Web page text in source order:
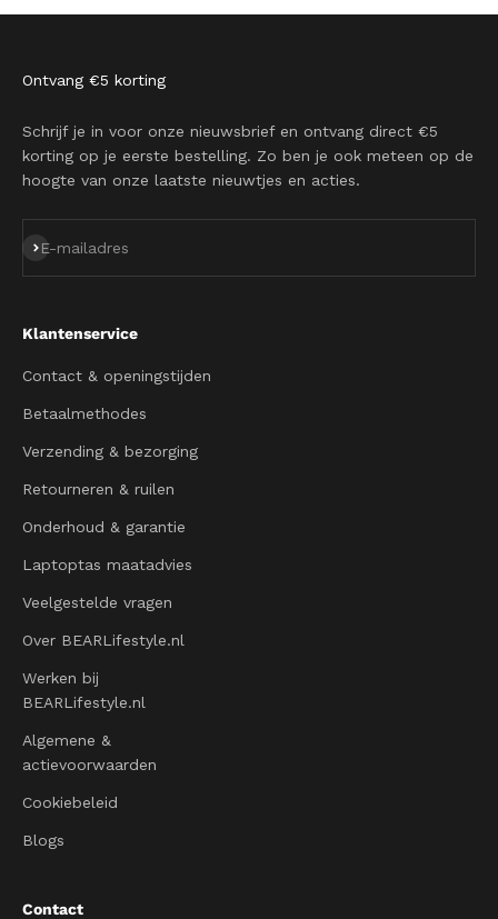
Ontvang €5 korting
Schrijf je in voor onze nieuwsbrief en ontvang direct €5
korting op je eerste bestelling. Zo ben je ook meteen op de
hoogte van onze laatste nieuwtjes en acties.
E-mailadres
Abonneren
Klantenservice
Contact & openingstijden
Betaalmethodes
Verzending & bezorging
Retourneren & ruilen
Onderhoud & garantie
Laptoptas maatadvies
Veelgestelde vragen
Over BEARLifestyle.nl
Werken bij
BEARLifestyle.nl
Algemene &
actievoorwaarden
Cookiebeleid
Blogs
Contact